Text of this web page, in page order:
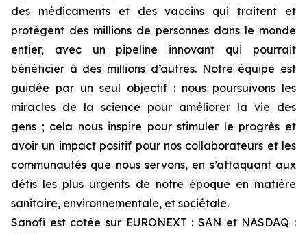
des médicaments et des vaccins qui traitent et
protègent des millions de personnes dans le monde
entier, avec un pipeline innovant qui pourrait
bénéficier à des millions d’autres. Notre équipe est
guidée par un seul objectif : nous poursuivons les
miracles de la science pour améliorer la vie des
gens ; cela nous inspire pour stimuler le progrès et
avoir un impact positif pour nos collaborateurs et les
communautés que nous servons, en s’attaquant aux
défis les plus urgents de notre époque en matière
sanitaire, environnementale, et sociétale.
Sanofi est cotée sur EURONEXT : SAN et NASDAQ :